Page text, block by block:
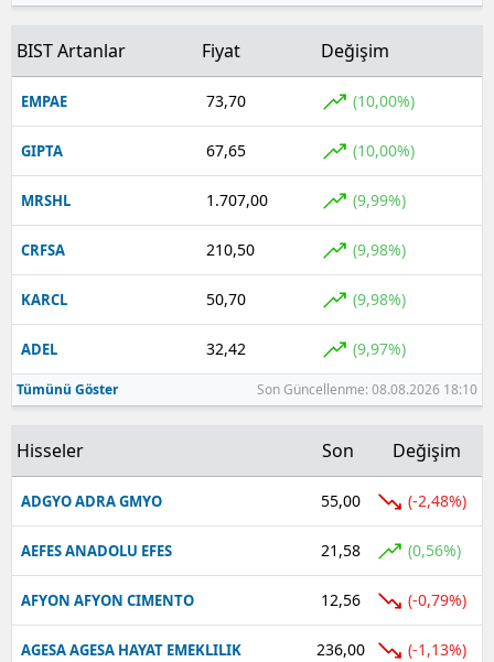
BIST Artanlar Fiyat Değişim
EMPAE 73,70 (10,00%)
GIPTA 67,65 (10,00%)
MRSHL 1.707,00 (9,99%)
CRFSA 210,50 (9,98%)
KARCL 50,70 (9,98%)
ADEL 32,42 (9,97%)
Tümünü Göster Son Güncellenme: 08.08.2026 18:10
Hisseler Son Değişim
ADGYO ADRA GMYO 55,00 (-2,48%)
AEFES ANADOLU EFES 21,58 (0,56%)
AFYON AFYON CIMENTO 12,56 (-0,79%)
AGESA AGESA HAYAT EMEKLILIK 236,00 (-1,13%)